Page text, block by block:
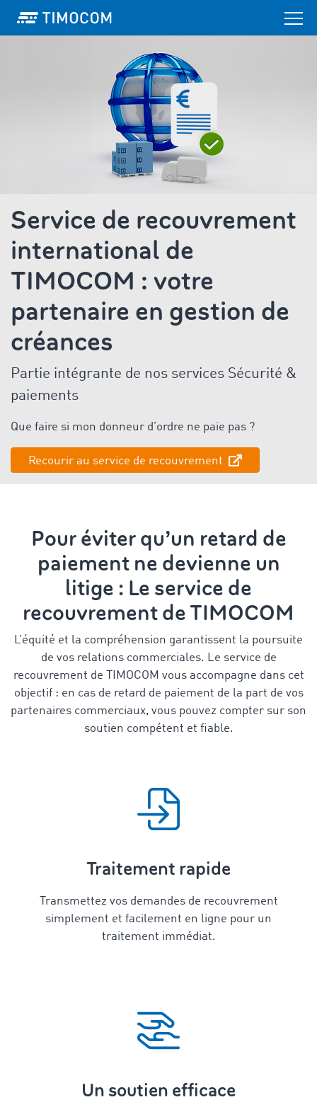
Service de recouvrement
international de
TIMOCOM : votre
partenaire en gestion de
créances
Partie intégrante de nos services Sécurité &
paiements
Que faire si mon donneur d’ordre ne paie pas ?
Recourir au service de recouvrement
Pour éviter qu’un retard de
paiement ne devienne un
litige : Le service de
recouvrement de TIMOCOM
L’équité et la compréhension garantissent la poursuite
de vos relations commerciales. Le service de
recouvrement de TIMOCOM vous accompagne dans cet
objectif : en cas de retard de paiement de la part de vos
partenaires commerciaux, vous pouvez compter sur son
soutien compétent et fiable.
Traitement rapide
Transmettez vos demandes de recouvrement
simplement et facilement en ligne pour un
traitement immédiat.
Un soutien efficace